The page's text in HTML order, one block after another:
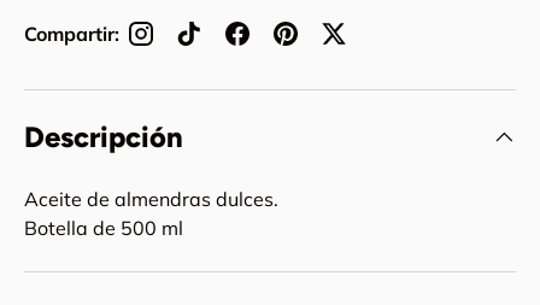
Compartir:
Descripción
Aceite de almendras dulces.
Botella de 500 ml